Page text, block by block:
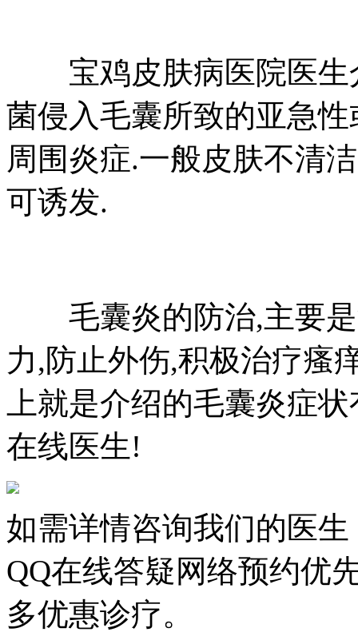
宝鸡皮肤病医院医生
菌侵入毛囊所致的亚急
周围炎症.一般皮肤不清
可诱发.
毛囊炎的防治,主要是
力,防止外伤,积极治疗瘙
上就是介绍的毛囊炎症
在线医生!
如需详情咨询我们的医生
QQ在线答疑网络预约优
多优惠诊疗。